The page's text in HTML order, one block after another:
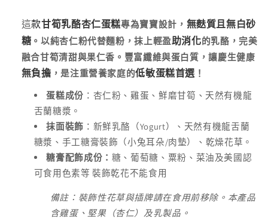
貨
單
位
(SKU):
這款甘筍乳酪杏仁蛋糕專為寶寶設計， 無麩質且無白砂
糖 。以純杏仁粉代替麵粉，抹上輕盈助消化的乳酪，完美
融合甘筍清甜與果仁香。豐富纖維與蛋白質，讓慶生健康
無負擔 ，是注重營養家庭的低敏蛋糕首選 ！
蛋糕成份 ：杏仁粉、雞蛋、鮮磨甘筍、天然有機龍
舌蘭糖漿。
抹面裝飾 ：新鮮乳酪（Yogurt）、天然有機龍舌蘭
糖漿、手工糖膏裝飾（小兔耳朵/肉墊）、乾燥花草。
糖膏配飾成份： 糖、葡萄糖、粟粉、菜油及美國認
可食用色素等 裝飾乾花不能食用
備註：裝飾性花草與插牌請在食用前移除。本產品
含雞蛋、堅果（杏仁）及乳製品。